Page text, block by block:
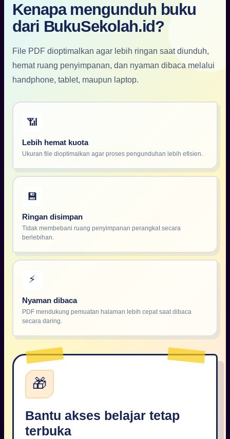
Kenapa mengunduh buku
dari BukuSekolah.id?
File PDF dioptimalkan agar lebih ringan saat diunduh,
hemat ruang penyimpanan, dan nyaman dibaca melalui
handphone, tablet, maupun laptop.
📶
Lebih hemat kuota
Ukuran file dioptimalkan agar proses pengunduhan lebih efisien.
💾
Ringan disimpan
Tidak membebani ruang penyimpanan perangkat secara
berlebihan.
⚡
Nyaman dibaca
PDF mendukung pemuatan halaman lebih cepat saat dibaca
secara daring.
🎁
Bantu akses belajar tetap
terbuka